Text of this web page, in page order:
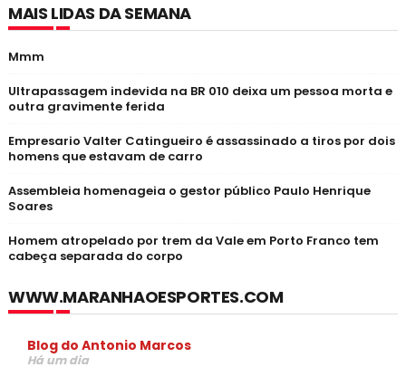
MAIS LIDAS DA SEMANA
Mmm
Ultrapassagem indevida na BR 010 deixa um pessoa morta e
outra gravimente ferida
Empresario Valter Catingueiro é assassinado a tiros por dois
homens que estavam de carro
Assembleia homenageia o gestor público Paulo Henrique
Soares
Homem atropelado por trem da Vale em Porto Franco tem
cabeça separada do corpo
WWW.MARANHAOESPORTES.COM
Blog do Antonio Marcos
Há um dia